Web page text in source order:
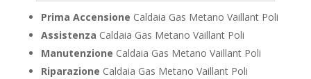
Prima Accensione Caldaia Gas Metano Vaillant Poli
Assistenza Caldaia Gas Metano Vaillant Poli
Manutenzione Caldaia Gas Metano Vaillant Poli
Riparazione Caldaia Gas Metano Vaillant Poli